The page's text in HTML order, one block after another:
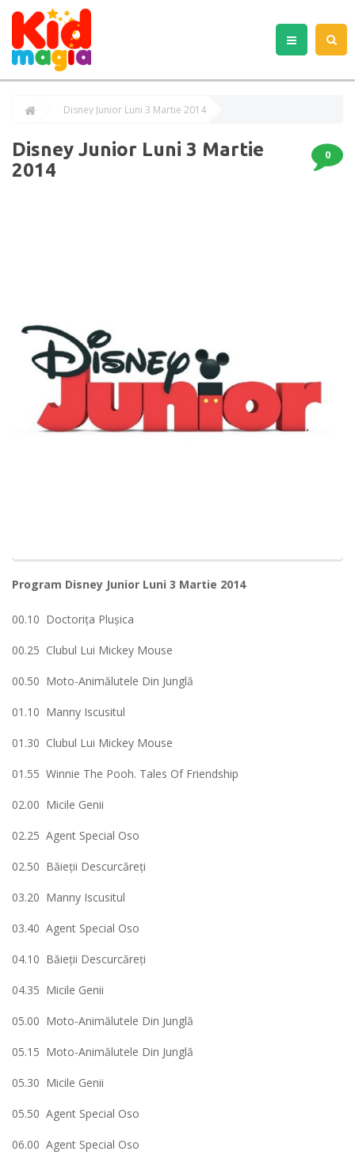
Disney Junior Luni 3 Martie 2014
Disney Junior Luni 3 Martie
2014
0
Program Disney Junior Luni 3 Martie 2014
00.10 Doctoriţa Pluşica
00.25 Clubul Lui Mickey Mouse
00.50 Moto-Animălutele Din Junglă
01.10 Manny Iscusitul
01.30 Clubul Lui Mickey Mouse
01.55 Winnie The Pooh. Tales Of Friendship
02.00 Micile Genii
02.25 Agent Special Oso
02.50 Băieţii Descurcăreţi
03.20 Manny Iscusitul
03.40 Agent Special Oso
04.10 Băieţii Descurcăreţi
04.35 Micile Genii
05.00 Moto-Animălutele Din Junglă
05.15 Moto-Animălutele Din Junglă
05.30 Micile Genii
05.50 Agent Special Oso
06.00 Agent Special Oso